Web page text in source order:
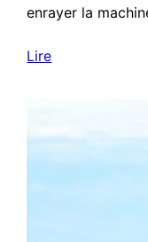
enrayer la
Lire